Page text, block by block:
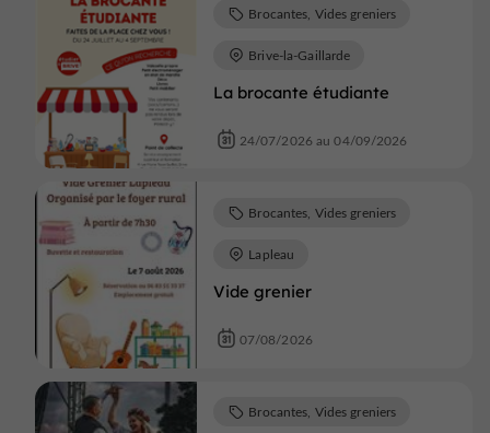
La brocante étudiante
Brocantes, Vides greniers
Brive-la-Gaillarde
24/07/2026 au 04/09/2026
Vide grenier
Brocantes, Vides greniers
Lapleau
07/08/2026
Brocantes, Vides greniers